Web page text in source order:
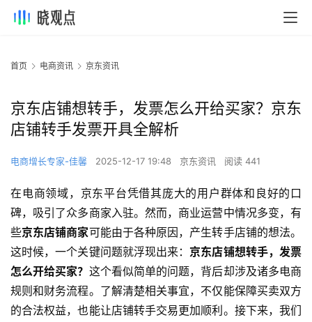
首页 电商资讯 京东资讯
京东店铺想转手，发票怎么开给买家？京东
店铺转手发票开具全解析
电商增长专家-佳馨 2025-12-17 19:48 京东资讯 阅读 441
在电商领域，京东平台凭借其庞大的用户群体和良好的口
碑，吸引了众多商家入驻。然而，商业运营中情况多变，有
些京东店铺商家可能由于各种原因，产生转手店铺的想法。
这时候，一个关键问题就浮现出来： 京东店铺想转手，发票
怎么开给买家？ 这个看似简单的问题，背后却涉及诸多电商
规则和财务流程。了解清楚相关事宜，不仅能保障买卖双方
的合法权益，也能让店铺转手交易更加顺利。接下来，我们